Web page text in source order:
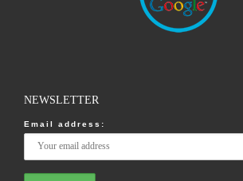
NEWSLETTER
Email address: